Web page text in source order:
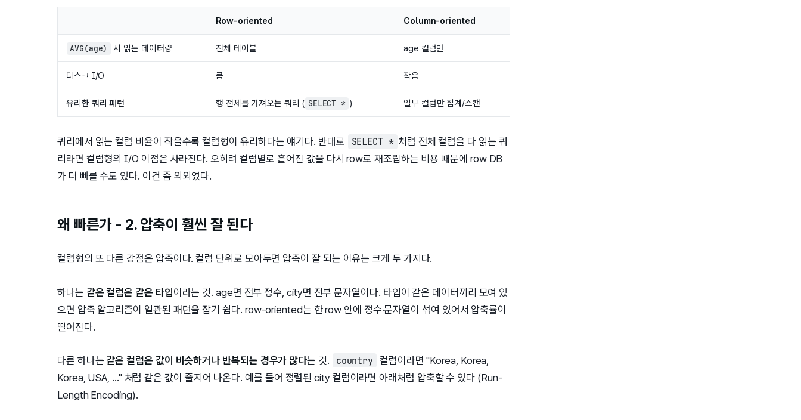
Row-oriented Column-oriented
AVG(age) 시 읽는 데이터량 전체 테이블 age 컬럼만
디스크 I/O 큼 작음
유리한 쿼리 패턴 행 전체를 가져오는 쿼리 ( SELECT * ) 일부 컬럼만 집계/스캔
쿼리에서 읽는 컬럼 비율이 작을수록 컬럼형이 유리하다는 얘기다. 반대로 SELECT * 처럼 전체 컬럼을 다 읽는 쿼
리라면 컬럼형의 I/O 이점은 사라진다. 오히려 컬럼별로 흩어진 값을 다시 row로 재조립하는 비용 때문에 row DB
가 더 빠를 수도 있다. 이건 좀 의외였다.
왜 빠른가 - 2. 압축이 훨씬 잘 된다
컬럼형의 또 다른 강점은 압축이다. 컬럼 단위로 모아두면 압축이 잘 되는 이유는 크게 두 가지다.
하나는 같은 컬럼은 같은 타입이라는 것. age면 전부 정수, city면 전부 문자열이다. 타입이 같은 데이터끼리 모여 있
으면 압축 알고리즘이 일관된 패턴을 잡기 쉽다. row-oriented는 한 row 안에 정수·문자열이 섞여 있어서 압축률이
떨어진다.
다른 하나는 같은 컬럼은 값이 비슷하거나 반복되는 경우가 많다는 것. country 컬럼이라면 "Korea, Korea,
Korea, USA, ..." 처럼 같은 값이 줄지어 나온다. 예를 들어 정렬된 city 컬럼이라면 아래처럼 압축할 수 있다 (Run-
Length Encoding).